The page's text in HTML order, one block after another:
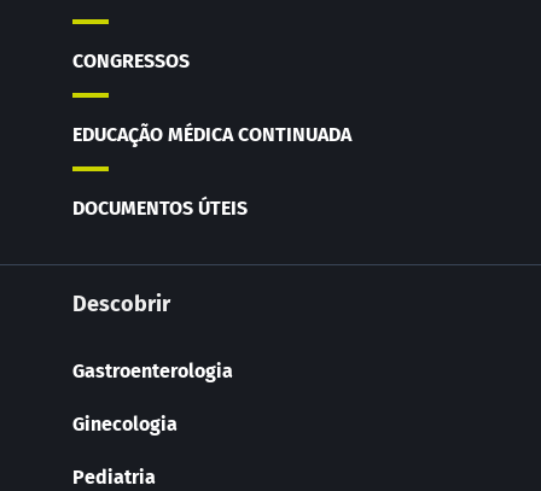
CONGRESSOS
EDUCAÇÃO MÉDICA CONTINUADA
DOCUMENTOS ÚTEIS
Descobrir
Gastroenterologia
Ginecologia
Pediatria